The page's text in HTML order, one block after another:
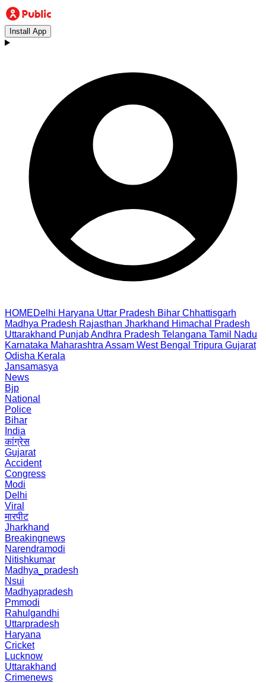
Install App
HOMEDelhi Haryana Uttar Pradesh Bihar Chhattisgarh
Madhya Pradesh Rajasthan Jharkhand Himachal Pradesh
Uttarakhand PunjabAndhra Pradesh Telangana Tamil Nadu
Karnataka Maharashtra Assam West Bengal Tripura Gujarat
Odisha Kerala
Jansamasya
News
Bjp
National
Police
Bihar
India
कांग्रेस
Gujarat
Accident
Congress
Modi
Delhi
Viral
मारपीट
Jharkhand
Breakingnews
Narendramodi
Nitishkumar
Madhya_pradesh
Nsui
Madhyapradesh
Pmmodi
Rahulgandhi
Uttarpradesh
Haryana
Cricket
Lucknow
Uttarakhand
Crimenews